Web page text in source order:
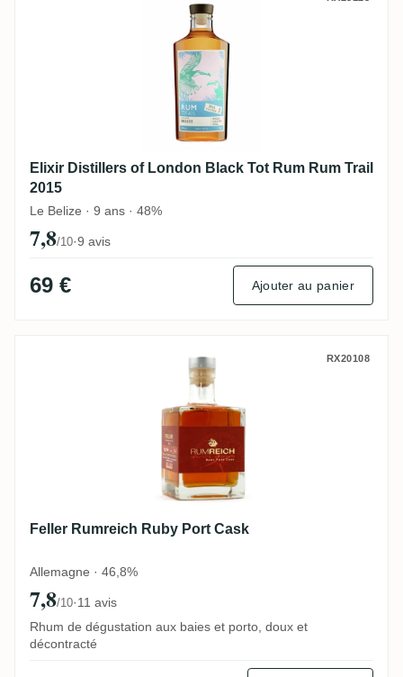
Elixir Distillers of London Black Tot Rum Rum Trail
2015
Le Belize · 9 ans · 48%
7,8/10·9 avis
69 € Ajouter au panier
Feller Rumreich Ruby Port Cask RX20108
Feller Rumreich Ruby Port Cask
Allemagne · 46,8%
7,8/10·11 avis
Rhum de dégustation aux baies et porto, doux et
décontracté